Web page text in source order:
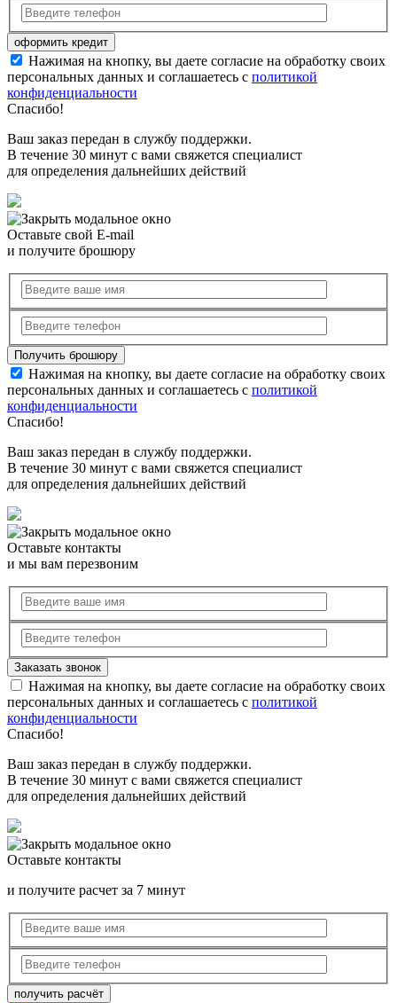
Нажимая на кнопку, вы даете согласие на обработку своих
персональных данных и соглашаетесь с политикой
конфиденциальности
Спасибо!
Ваш заказ передан в службу поддержки.
В течение 30 минут с вами свяжется специалист
для определения дальнейших действий
Оставьте свой E-mail
и получите брошюру
Нажимая на кнопку, вы даете согласие на обработку своих
персональных данных и соглашаетесь с политикой
конфиденциальности
Спасибо!
Ваш заказ передан в службу поддержки.
В течение 30 минут с вами свяжется специалист
для определения дальнейших действий
Оставьте контакты
и мы вам перезвоним
Нажимая на кнопку, вы даете согласие на обработку своих
персональных данных и соглашаетесь с политикой
конфиденциальности
Спасибо!
Ваш заказ передан в службу поддержки.
В течение 30 минут с вами свяжется специалист
для определения дальнейших действий
Оставьте контакты
и получите расчет за 7 минут